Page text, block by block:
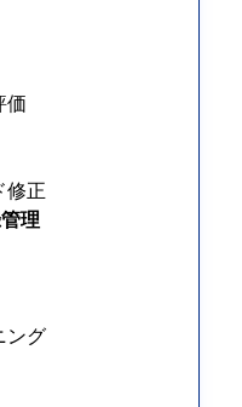
価
修正
理
ング